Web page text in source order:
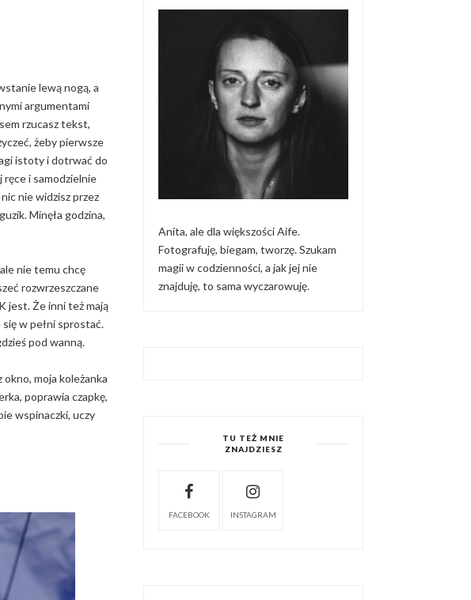
lewą nogą, a
argumentami
rzucasz tekst,
żeby pierwsze
istoty i dotrwać do
i samodzielnie
nie widzisz przez
Minęła godzina,
nie temu chcę
rozwrzeszczane
jest. Że inni też mają
w pełni sprostać.
pod wanną.
moja koleżanka
poprawia czapkę,
wspinaczki, uczy
Anita, ale dla większości Aife.
Fotografuję, biegam, tworzę. Szukam
magii w codzienności, a jak jej nie
znajduję, to sama wyczarowuję.
TU TEŻ MNIE
ZNAJDZIESZ
FACEBOOK INSTAGRAM